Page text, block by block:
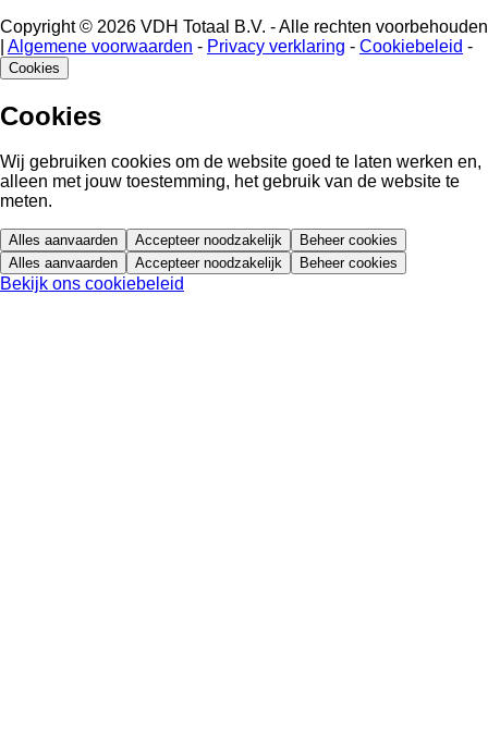
Copyright © 2026 VDH Totaal B.V. - Alle rechten voorbehouden
Algemene voorwaarden - Privacy verklaring - Cookiebeleid -
Cookies
Cookies
Wij gebruiken cookies om de website goed te laten werken en,
alleen met jouw toestemming, het gebruik van de website te
meten.
Alles aanvaarden Accepteer noodzakelijk
Beheer cookies
Alles aanvaarden
Accepteer noodzakelijk Beheer cookies
Bekijk ons cookiebeleid